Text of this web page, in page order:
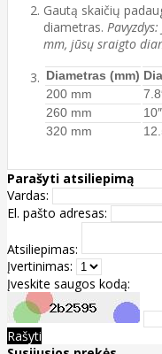
Gautą skaičių
diametras.
mm, jūsų sraigto
Diametras (mm)
200 mm
260 mm
10″
320 mm
Parašyti atsiliepimą
Vardas:
El. pašto adresas:
Atsiliepimas:
Įvertinimas:
Įveskite saugos kodą:
Rašyti